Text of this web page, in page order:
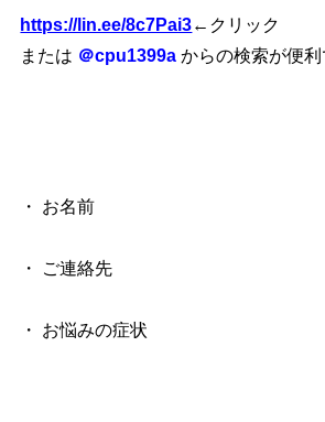
https://lin.ee/8c7Pai3←クリック
または ＠cpu1399aからの検索が便利
・ お名前
・ ご連絡先
・ お悩みの症状